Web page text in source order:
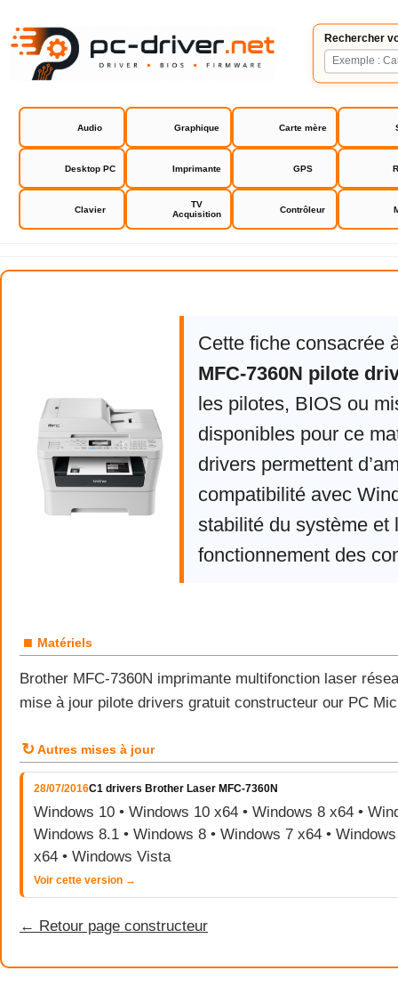
Rechercher
Audio Graphique Carte mère
Desktop PC Imprimante GPS
Clavier
TV
Acquisition
Contrôleur
Brother MFC-7360N pilote
Cette fiche consacrée
MFC-7360N pilote
les pilotes, BIOS ou
disponibles pour ce
drivers permettent
compatibilité avec
stabilité du système et
fonctionnement des
■ Matériels
Brother MFC-7360N imprimante multifonction laser
mise à jour pilote drivers gratuit constructeur our PC
↻ Autres mises à jour
28/07/2016C1 drivers Brother Laser MFC-7360N
Windows 10 • Windows 10 x64 • Windows 8 x64 •
Windows 8.1 • Windows 8 • Windows 7 x64 •
x64 • Windows Vista
Voir cette version →
← Retour page constructeur